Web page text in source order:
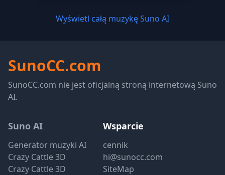
Wyświetl całą muzykę Suno AI
SunoCC.com
SunoCC.com nie jest oficjalną stroną internetową Suno
AI.
Suno AI
Generator muzyki AI
Crazy Cattle 3D
Crazy Cattle 3D
Wsparcie
cennik
hi@sunocc.com
SiteMap